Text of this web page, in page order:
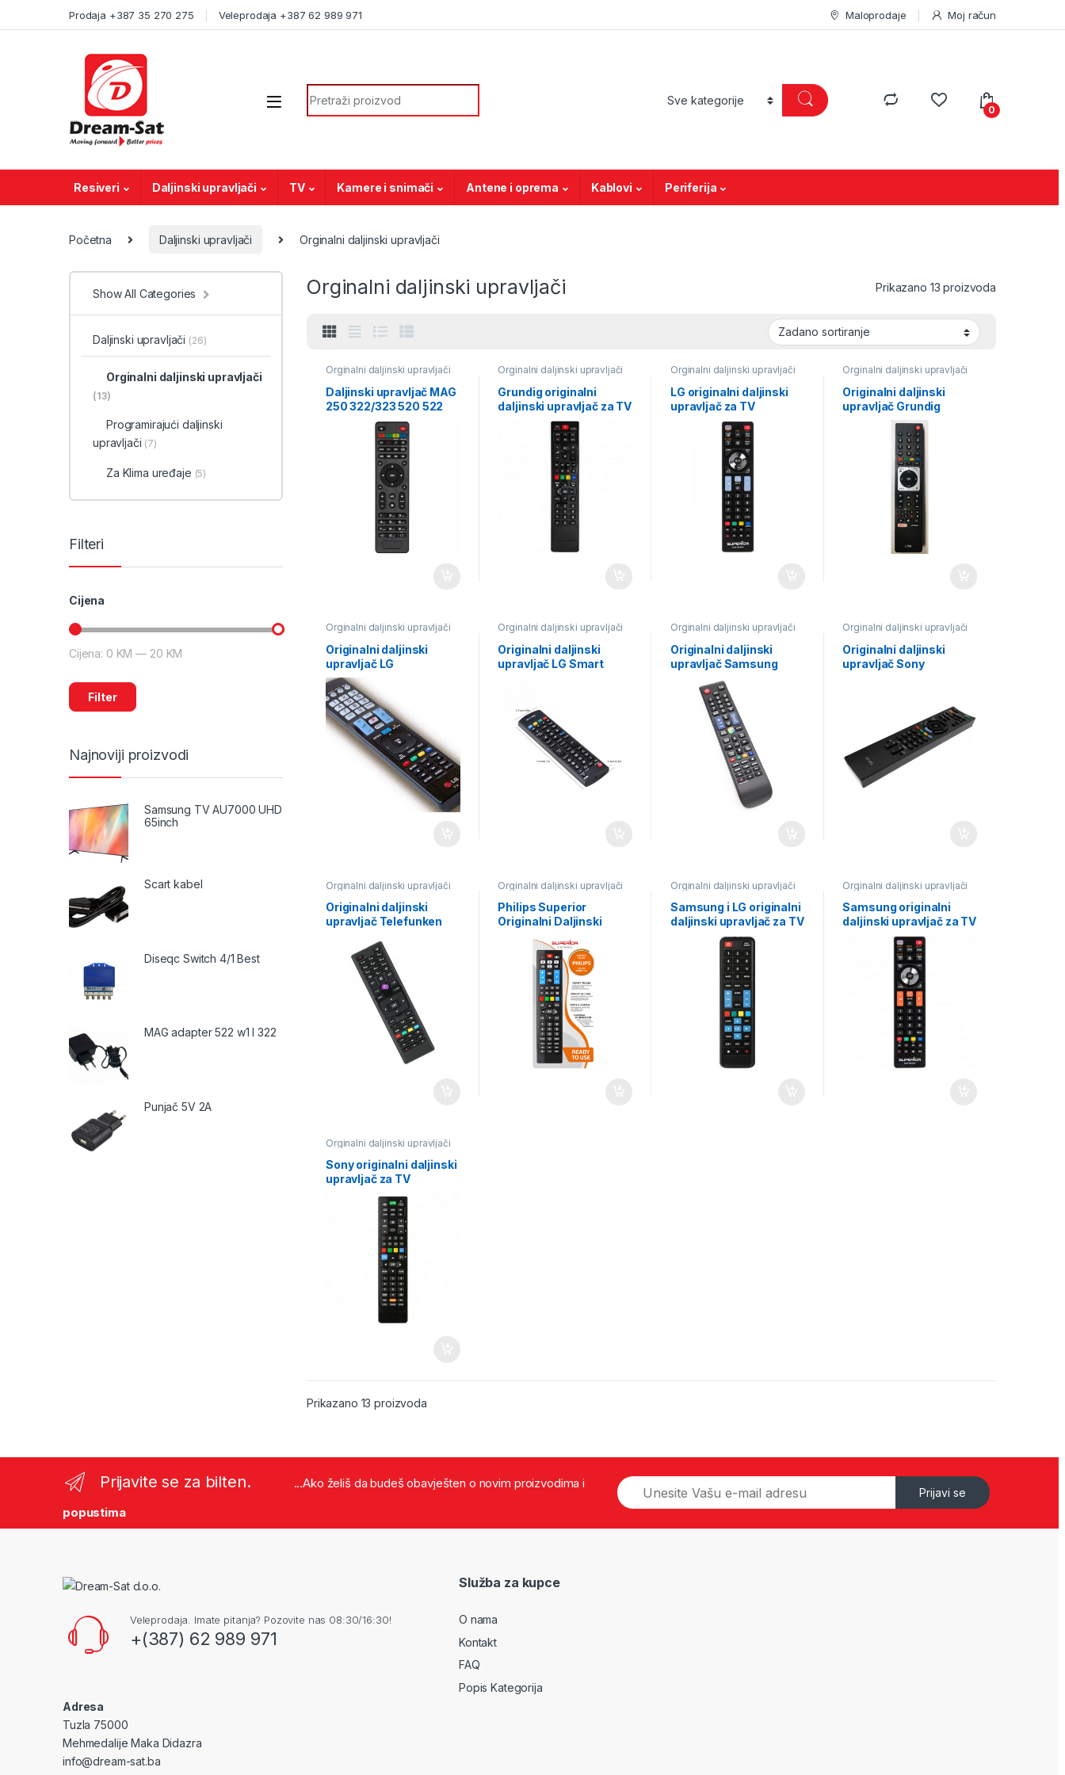
Prodaja +387 35 270 275 Veleprodaja +387 62 989 971 Maloprodaje Moj račun
Search for:
0
Resiveri Daljinski upravljači TV Kamere i snimači Antene i oprema Kablovi Periferija
Početna Daljinski upravljači Orginalni daljinski upravljači
Orginalni daljinski upravljači Prikazano 13 proizvoda
Orginalni daljinski upravljači
Daljinski upravljač MAG
250 322/323 520 522
Orginalni daljinski upravljači
Grundig originalni
daljinski upravljač za TV
Orginalni daljinski upravljači
LG originalni daljinski
upravljač za TV
Orginalni daljinski upravljači
Originalni daljinski
upravljač Grundig
Orginalni daljinski upravljači
Originalni daljinski
upravljač LG
Orginalni daljinski upravljači
Originalni daljinski
upravljač LG Smart
Orginalni daljinski upravljači
Originalni daljinski
upravljač Samsung
Orginalni daljinski upravljači
Originalni daljinski
upravljač Sony
Orginalni daljinski upravljači
Originalni daljinski
upravljač Telefunken
Orginalni daljinski upravljači
Philips Superior
Originalni Daljinski
Orginalni daljinski upravljači
Samsung i LG originalni
daljinski upravljač za TV
Orginalni daljinski upravljači
Samsung originalni
daljinski upravljač za TV
Orginalni daljinski upravljači
Sony originalni daljinski
upravljač za TV
Prikazano 13 proizvoda
Show All Categories
Daljinski upravljači (26)
Orginalni daljinski upravljači
(13)
Programirajući daljinski
upravljači (7)
Za Klima uređaje (5)
Filteri
Cijena
Filter
Cijena: 0 KM — 20 KM
Najnoviji proizvodi
Samsung TV AU7000 UHD
65inch
Scart kabel
Diseqc Switch 4/1 Best
MAG adapter 522 w1 I 322
Punjač 5V 2A
Prijavite se za bilten.
...Ako želiš da budeš obavješten o novim proizvodima i
popustima
Prijavi se
Veleprodaja. Imate pitanja? Pozovite nas 08:30/16:30!
+(387) 62 989 971
Adresa
Tuzla 75000
Mehmedalije Maka Didazra
info@dream-sat.ba
Služba za kupce
O nama
Kontakt
FAQ
Popis Kategorija